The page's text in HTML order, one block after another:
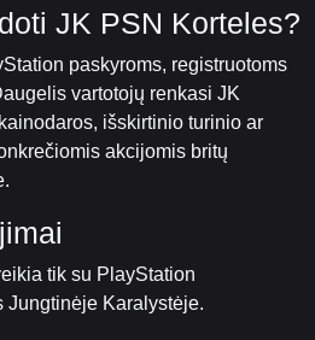
JK PSN Korteles?
paskyroms, registruotoms
vartotojų renkasi JK
išskirtinio turinio ar
akcijomis britų
tik su PlayStation
Jungtinėje Karalystėje.